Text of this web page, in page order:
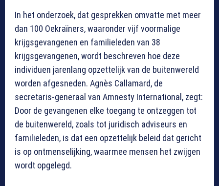
In het onderzoek, dat gesprekken omvatte met meer
dan 100 Oekraïners, waaronder vijf voormalige
krijgsgevangenen en familieleden van 38
krijgsgevangenen, wordt beschreven hoe deze
individuen jarenlang opzettelijk van de buitenwereld
worden afgesneden. Agnès Callamard, de
secretaris-generaal van Amnesty International, zegt:
Door de gevangenen elke toegang te ontzeggen tot
de buitenwereld, zoals tot juridisch adviseurs en
familieleden, is dat een opzettelijk beleid dat gericht
is op ontmenselijking, waarmee mensen het zwijgen
wordt opgelegd.